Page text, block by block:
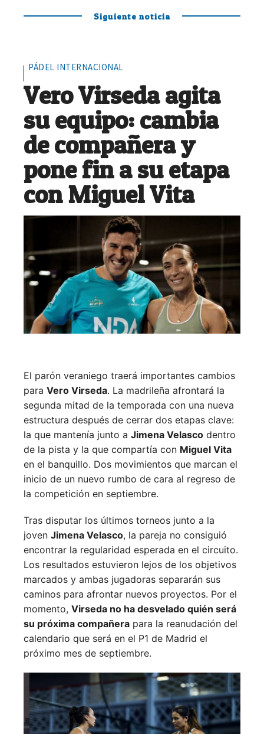
Siguiente noticia
PÁDEL INTERNACIONAL
Vero Virseda agita
su equipo: cambia
de compañera y
pone fin a su etapa
con Miguel Vita
El parón veraniego traerá importantes cambios
para Vero Virseda. La madrileña afrontará la
segunda mitad de la temporada con una nueva
estructura después de cerrar dos etapas clave:
la que mantenía junto a Jimena Velasco dentro
de la pista y la que compartía con Miguel Vita
en el banquillo. Dos movimientos que marcan el
inicio de un nuevo rumbo de cara al regreso de
la competición en septiembre.
Tras disputar los últimos torneos junto a la
joven Jimena Velasco, la pareja no consiguió
encontrar la regularidad esperada en el circuito.
Los resultados estuvieron lejos de los objetivos
marcados y ambas jugadoras separarán sus
caminos para afrontar nuevos proyectos. Por el
momento, Virseda no ha desvelado quién será
su próxima compañera para la reanudación del
calendario que será en el P1 de Madrid el
próximo mes de septiembre.